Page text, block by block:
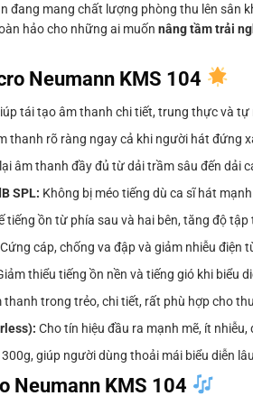
đang mang chất lượng phòng thu lên sân
hảo cho những ai muốn nâng tầm trải
Neumann KMS 104
tái tạo âm thanh chi tiết, trung thực và
thanh rõ ràng ngay cả khi người hát đứng
âm thanh đầy đủ từ dải trầm sâu đến dải
SPL: Không bị méo tiếng dù ca sĩ hát
tiếng ồn từ phía sau và hai bên, tăng độ
Cứng cáp, chống va đập và giảm nhiễu điện
thiểu tiếng ồn nền và tiếng gió khi biểu
thanh trong trẻo, chi tiết, rất phù hợp cho
Cho tín hiệu đầu ra mạnh mẽ, ít
300g, giúp người dùng thoải mái biểu diễn
Neumann KMS 104